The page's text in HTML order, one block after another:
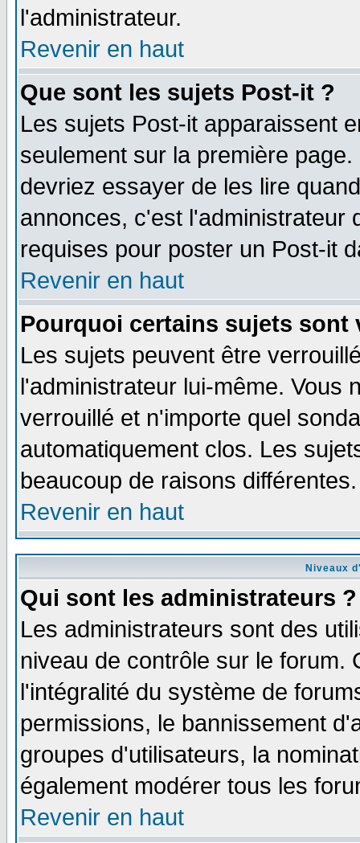
l'administrateur.
Revenir en haut
Que sont les sujets Post-it ?
Les sujets Post-it apparaissent
seulement sur la première
devriez essayer de les lire
annonces, c'est l'administrateur
requises pour poster un Post-it
Revenir en haut
Pourquoi certains sujets sont
Les sujets peuvent être
l'administrateur lui-même. Vous
verrouillé et n'importe quel
automatiquement clos. Les
beaucoup de raisons différentes.
Revenir en haut
Niveaux
Qui sont les administrateurs ?
Les administrateurs sont des
niveau de contrôle sur le forum.
l'intégralité du système de
permissions, le bannissement
groupes d'utilisateurs, la
également modérer tous les
Revenir en haut